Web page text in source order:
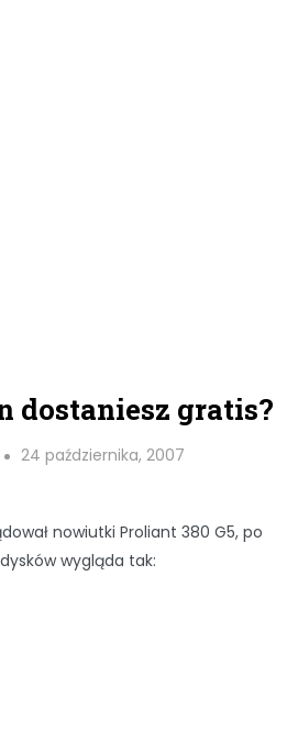
dostaniesz gratis?
24 października, 2007
nowiutki Proliant 380 G5, po
wygląda tak: